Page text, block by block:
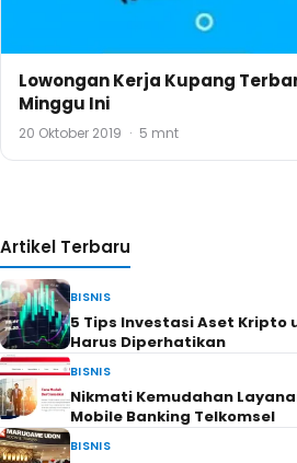
Lowongan Kerja Kupang
Minggu Ini
20 Oktober 2019 · 5 mnt
Artikel Terbaru
BISNIS
5 Tips Investasi Aset Kripto
Harus Diperhatikan
BISNIS
Nikmati Kemudahan
Mobile Banking Telkomsel
BISNIS